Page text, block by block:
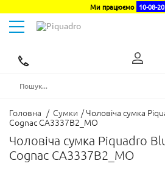
Ми працюємо 10-08-
Toggle
navigation
Головна / Сумки / Чоловіча сумка
Cognac CA3337B2_MO
Чоловіча сумка Piquadro
Cognac CA3337B2_MO